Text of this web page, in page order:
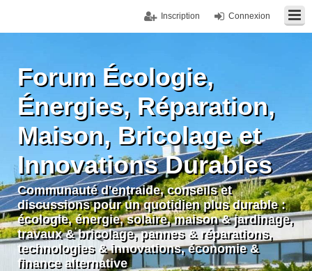
Connexion
Inscription
Forum Écologie,
Énergies, Réparation,
Maison, Bricolage et
Innovations Durables
Communauté d'entraide, conseils et
discussions pour un quotidien plus durable :
écologie, énergie, solaire, maison & jardinage,
travaux & bricolage, pannes & réparations,
technologies & innovations, économie &
finance alternative